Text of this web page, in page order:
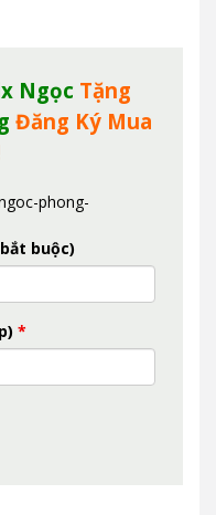
Ngọc Tặng
Đăng Ký Mua
buộc)
*